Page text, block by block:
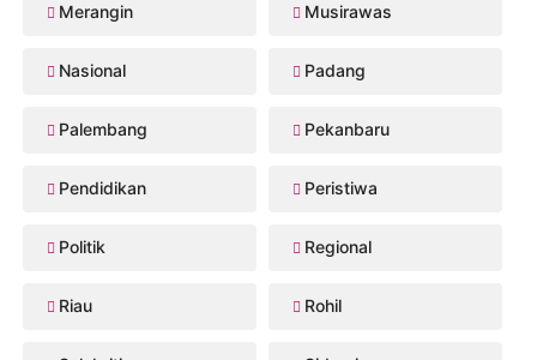
Merangin Musirawas
Nasional Padang
Palembang Pekanbaru
Pendidikan Peristiwa
Politik Regional
Riau Rohil